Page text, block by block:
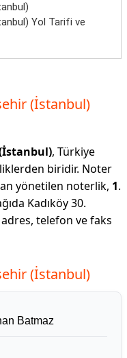
Yol Tarifi ve
(İstanbul)
, Türkiye
biridir. Noter
yönetilen noterlik, 1.
Kadıköy 30.
telefon ve faks
(İstanbul)
Batmaz